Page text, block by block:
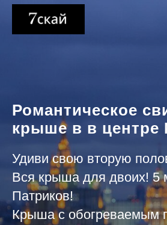
Романтическое
крыше в в центре
Удиви свою вторую
Вся крыша для двоих! 5
Патриков!
Крыша с обогреваемым